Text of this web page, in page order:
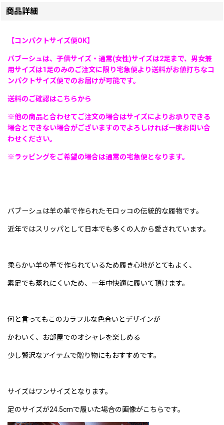
商品詳細
【コンパクトサイズ便OK】
バブーシュは、子供サイズ・通常(女性)サイズは2足まで、男女兼
用サイズは1足のみのご注文に限り宅急便より送料がお値打ちなコ
ンパクトサイズ便でのお届けが可能です。
送料のご確認はこちらから
※他の商品と合わせてご注文の場合はサイズによりお承りできる
場合とできない場合がございますのでよろしければ一度お問い合
わせください。
※ラッピングをご希望の場合は通常の宅急便となります。
バブーシュは羊の革で作られたモロッコの伝統的な履物です。
近年ではスリッパとして日本でも多くの人から愛されています。
柔らかい羊の革で作られているため履き心地がとてもよく、
素足でも蒸れにくいため、一年中快適に履いて頂けます。
何と言ってもこのカラフルな色合いとデザインが
かわいく、お部屋でのオシャレを楽しめる
少し贅沢なアイテムで贈り物にもおすすめです。
サイズはワンサイズとなります。
足のサイズが24.5cmで履いた場合の画像がこちらです。